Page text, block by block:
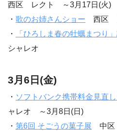
西区 レクト ～3月17日(火)
・ 歌のお姉さんショー 西区
・
「ひろしま春の牡蠣まつり
シャレオ
3月6日(金)
・ ソフトバンク携帯料金見直
ャレオ ～3月8日(日)
・ 第6回 そごうの菓子展 中区